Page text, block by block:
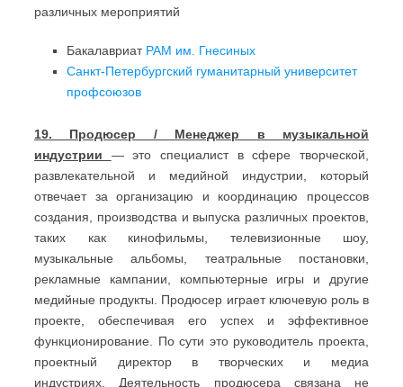
различных мероприятий
Бакалавриат РАМ им. Гнесиных
Санкт-Петербургский гуманитарный университет
профсоюзов
19. Продюсер / Менеджер в музыкальной
индустрии — это специалист в сфере творческой,
развлекательной и медийной индустрии, который
отвечает за организацию и координацию процессов
создания, производства и выпуска различных проектов,
таких как кинофильмы, телевизионные шоу,
музыкальные альбомы, театральные постановки,
рекламные кампании, компьютерные игры и другие
медийные продукты. Продюсер играет ключевую роль в
проекте, обеспечивая его успех и эффективное
функционирование. По сути это руководитель проекта,
проектный директор в творческих и медиа
индустриях. Деятельность продюсера связана не